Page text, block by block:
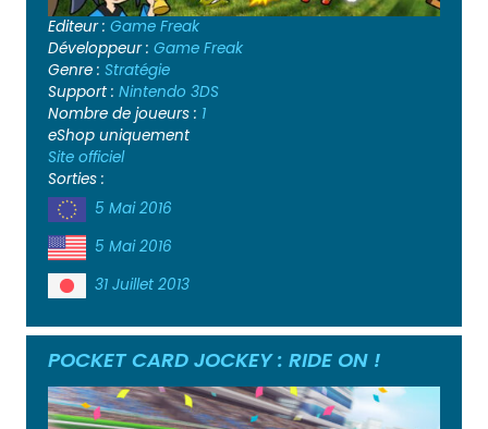
Editeur : Game Freak
Développeur : Game Freak
Genre : Stratégie
Support : Nintendo 3DS
Nombre de joueurs : 1
eShop uniquement
Site officiel
Sorties :
5 Mai 2016
5 Mai 2016
31 Juillet 2013
POCKET CARD JOCKEY : RIDE ON !